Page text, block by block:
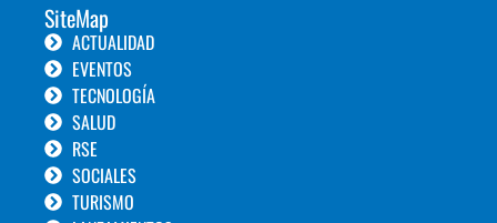
SiteMap
ACTUALIDAD
EVENTOS
TECNOLOGÍA
SALUD
RSE
SOCIALES
TURISMO